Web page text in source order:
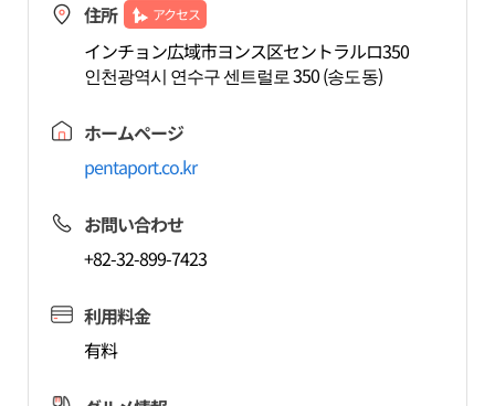
住所 アクセス
インチョン広域市ヨンス区セントラルロ350
인천광역시 연수구 센트럴로 350 (송도동)
ホームページ
pentaport.co.kr
お問い合わせ
+82-32-899-7423
利用料金
有料